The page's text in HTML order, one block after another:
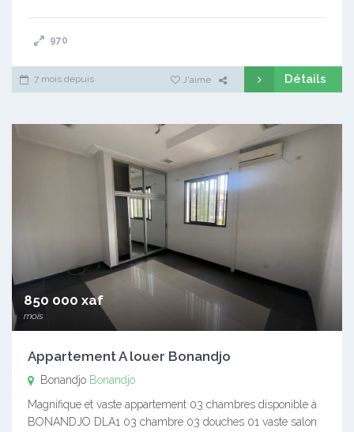
970
7 mois depuis J'aime Détails
850 000 xaf
mois
Appartement A louer Bonandjo
Bonandjo Bonandjo
Magnifique et vaste appartement 03 chambres disponible à
BONANDJO DLA1 03 chambre 03 douches 01 vaste salon